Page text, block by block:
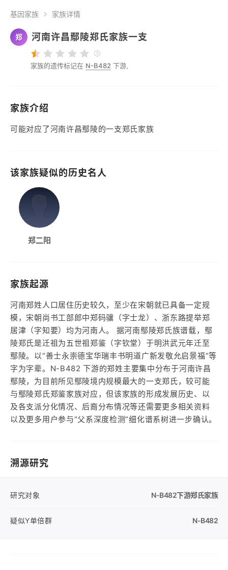
基因家族 家族详情
郑 河南许昌鄢陵郑氏家族一支
家族的遗传标记在 N-B482 下游,
家族介绍
可能对应了河南许昌鄢陵的一支郑氏家族
该家族疑似的历史名人
郑二阳
家族起源
河南郑姓人口居住历史较久，至少在宋朝就已具备一定规
模，宋朝尚书工部郎中郑码骧（字士龙）、浙东路提举郑
居津（字知要）均为河南人。 据河南鄢陵郑氏族谱载，鄢
陵郑氏是迁祖为五世祖郑鉴（字钦堂）于明洪武元年迁至
鄢陵。以“善士永崇德宝华瑞丰书明道广新发敬允启景福”等
字为字辈。N-B482 下游的郑姓主要集中分布于河南许昌
鄢陵，为目前所见鄢陵境内规模最大的一支郑氏，较可能
与鄢陵郑氏郑鉴家族对应，但该家族的形成发展历史、以
及各支派分化情况、后裔分布情况等还需要更多相关资料
以及更多用户参与“父系深度检测”细化谱系树进一步确认。
溯源研究
研究对象 N-B482下游郑氏家族
疑似Y单倍群 N-B482